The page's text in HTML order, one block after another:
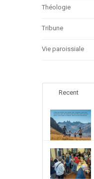
Théologie
Tribune
Vie paroissiale
Recent